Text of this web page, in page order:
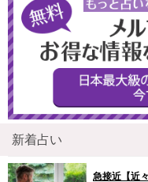
新着占い
急接近【近